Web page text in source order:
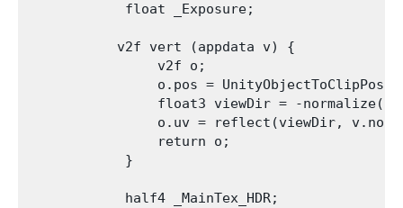
            float _Exposure;
           v2f vert (appdata v) {
                v2f o;
o.pos =
float3 viewDir = -
o.uv = reflect(viewDir,
                return o;
            }
            half4 _MainTex_HDR;